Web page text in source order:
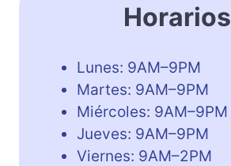
Horarios
Lunes: 9AM–9PM
Martes: 9AM–9PM
Miércoles: 9AM–9PM
Jueves: 9AM–9PM
Viernes: 9AM–2PM